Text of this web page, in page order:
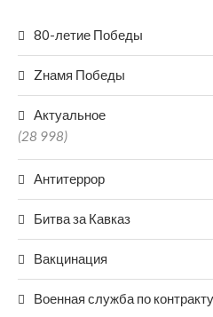
80-летие Победы
Zнамя Победы
Актуальное
(28 998)
Антитеррор
Битва за Кавказ
Вакцинация
Военная служба по контракту